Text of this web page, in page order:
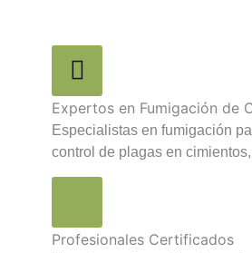
Expertos en Fumigación de
Especialistas en fumigación
control de plagas en
Profesionales Certificados